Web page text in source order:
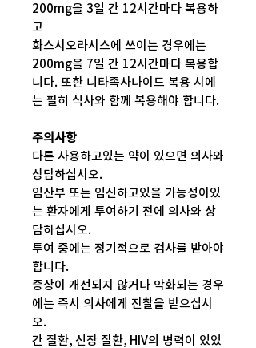
200mg을 3일 간 12시간마다 복용하
고
화스시오라시스에 쓰이는 경우에는
200mg을 7일 간 12시간마다 복용합
니다. 또한 니타족사나이드 복용 시에
는 필히 식사와 함께 복용해야 합니다.
주의사항
다른 사용하고있는 약이 있으면 의사와
상담하십시오.
임산부 또는 임신하고있을 가능성이있
는 환자에게 투여하기 전에 의사와 상
담하십시오.
투여 중에는 정기적으로 검사를 받아야
합니다.
증상이 개선되지 않거나 악화되는 경우
에는 즉시 의사에게 진찰을 받으십시
오.
간 질환, 신장 질환, HIV의 병력이 있었